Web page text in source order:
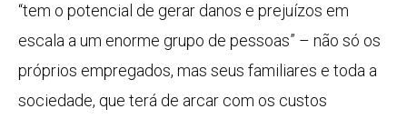
“tem o potencial de gerar danos e prejuízos em
escala a um enorme grupo de pessoas” – não só os
próprios empregados, mas seus familiares e toda a
sociedade, que terá de arcar com os custos